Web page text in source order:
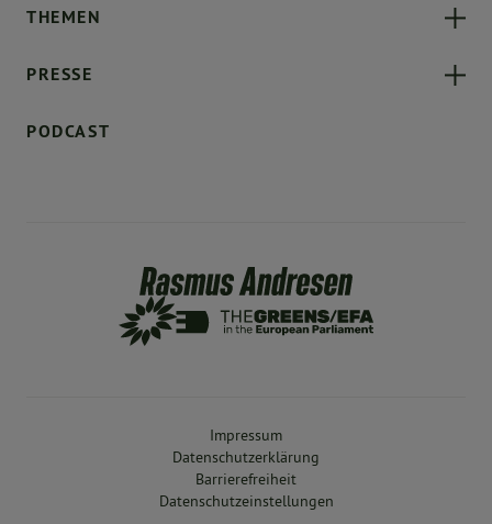
THEMEN
PRESSE
PODCAST
Impressum
Datenschutzerklärung
Barrierefreiheit
Datenschutzeinstellungen